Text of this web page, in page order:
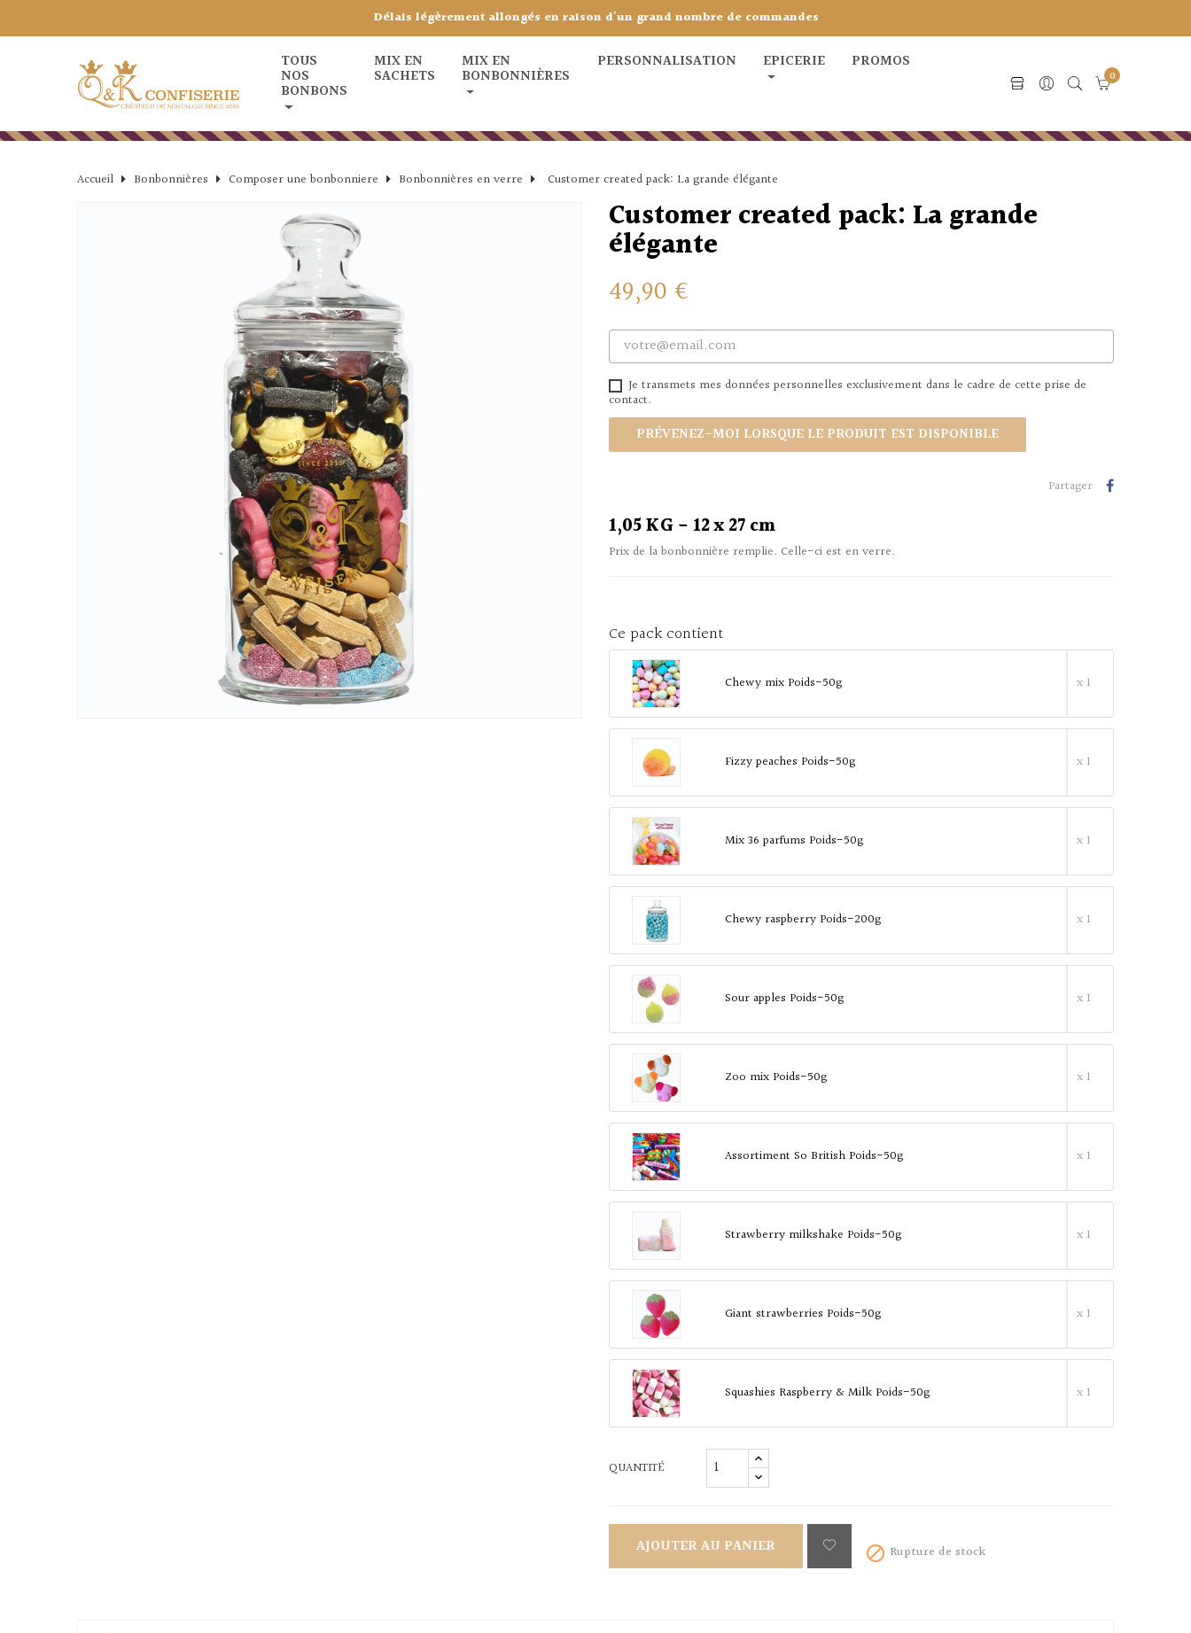
Délais légèrement allongés en raison d'un grand nombre de commandes
TOUS
NOS
BONBONS
MIX EN
SACHETS
MIX EN
BONBONNIÈRES
PERSONNALISATION EPICERIE PROMOS
0
Accueil Bonbonnières Composer une bonbonniere Bonbonnières en verre Customer created pack: La grande élégante
Customer created pack: La grande
élégante
49,90 €
Je transmets mes données personnelles exclusivement dans le cadre de cette prise de
contact.
PRÉVENEZ-MOI LORSQUE LE PRODUIT EST DISPONIBLE
Partager
1,05 KG - 12 x 27 cm
Prix de la bonbonnière remplie. Celle-ci est en verre.
Ce pack contient
Chewy mix Poids-50g x 1
Fizzy peaches Poids-50g x 1
Mix 36 parfums Poids-50g x 1
Chewy raspberry Poids-200g x 1
Sour apples Poids-50g x 1
Zoo mix Poids-50g x 1
Assortiment So British Poids-50g x 1
Strawberry milkshake Poids-50g x 1
Giant strawberries Poids-50g x 1
Squashies Raspberry & Milk Poids-50g x 1
QUANTITÉ
AJOUTER AU PANIER  Rupture de stock